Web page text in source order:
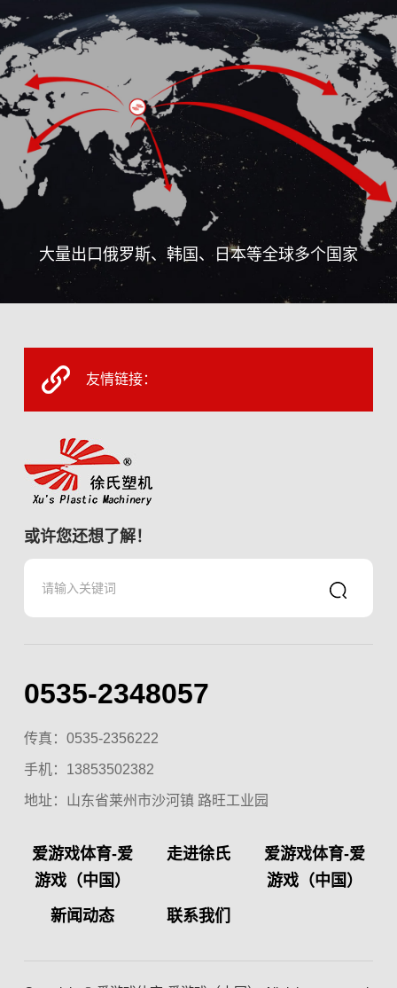
大量出口俄罗斯、韩国、日本等全球多个国家
友情链接：
或许您还想了解！
0535-2348057
传真：0535-2356222
手机： 13853502382
地址：山东省莱州市沙河镇 路旺工业园
爱游戏体育-爱
游戏（中国）
走进徐氏
爱游戏体育-爱
游戏（中国）
新闻动态
联系我们